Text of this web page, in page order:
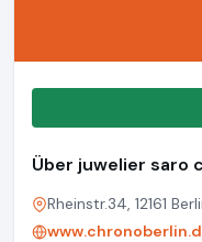
Über juwelier saro
Rheinstr.34, 12161